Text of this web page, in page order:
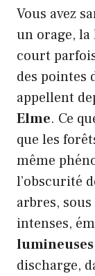
Vous avez
un orage,
court
des pointes
appellent
Elme. Ce
que les
même
l’obscurité
arbres,
intenses,
discharge,